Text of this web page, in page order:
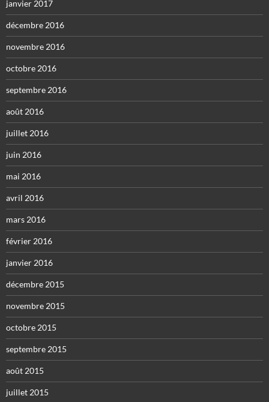
janvier 2017
décembre 2016
novembre 2016
octobre 2016
septembre 2016
août 2016
juillet 2016
juin 2016
mai 2016
avril 2016
mars 2016
février 2016
janvier 2016
décembre 2015
novembre 2015
octobre 2015
septembre 2015
août 2015
juillet 2015